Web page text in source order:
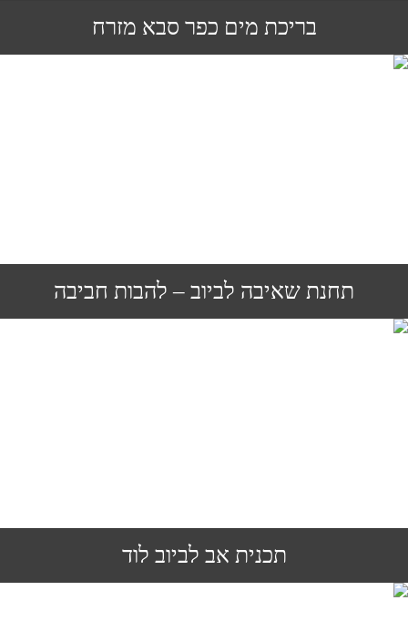
בריכת מים כפר סבא מזרח
תחנת שאיבה לביוב – להבות חביבה
תכנית אב לביוב לוד